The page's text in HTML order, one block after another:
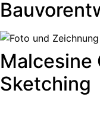
Malcesine
Sketching